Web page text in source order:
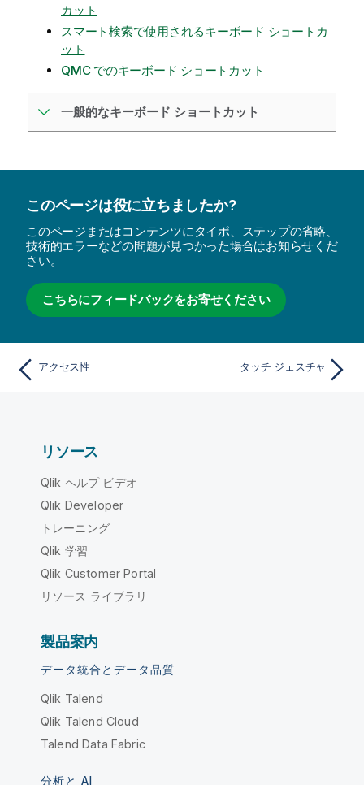
カット
スマート検索で使用されるキーボード ショートカ
ット
QMC でのキーボード ショートカット
一般的なキーボード ショートカット
このページは役に立ちましたか?
このページまたはコンテンツにタイポ、ステップの省略、
技術的エラーなどの問題が見つかった場合はお知らせくだ
さい。
こちらにフィードバックをお寄せください
アクセス性 タッチ ジェスチャ
リソース
Qlik ヘルプ ビデオ
Qlik Developer
トレーニング
Qlik 学習
Qlik Customer Portal
リソース ライブラリ
製品案内
データ統合とデータ品質
Qlik Talend
Qlik Talend Cloud
Talend Data Fabric
分析と AI